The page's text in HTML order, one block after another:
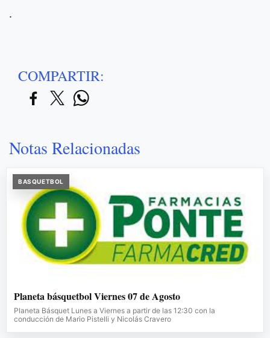
.
COMPARTIR:
Notas Relacionadas
BASQUETBOL
Planeta básquetbol Viernes 07 de Agosto
Planeta Básquet Lunes a Viernes a partir de las 12:30 con la
conducción de Mario Pistelli y Nicolás Cravero